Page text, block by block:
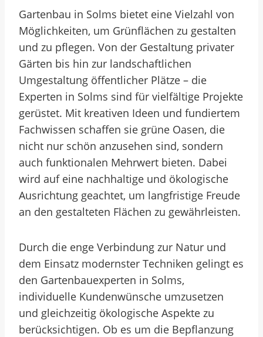
Gartenbau in Solms bietet eine Vielzahl von
Möglichkeiten, um Grünflächen zu gestalten
und zu pflegen. Von der Gestaltung privater
Gärten bis hin zur landschaftlichen
Umgestaltung öffentlicher Plätze – die
Experten in Solms sind für vielfältige Projekte
gerüstet. Mit kreativen Ideen und fundiertem
Fachwissen schaffen sie grüne Oasen, die
nicht nur schön anzusehen sind, sondern
auch funktionalen Mehrwert bieten. Dabei
wird auf eine nachhaltige und ökologische
Ausrichtung geachtet, um langfristige Freude
an den gestalteten Flächen zu gewährleisten.
Durch die enge Verbindung zur Natur und
dem Einsatz modernster Techniken gelingt es
den Gartenbauexperten in Solms,
individuelle Kundenwünsche umzusetzen
und gleichzeitig ökologische Aspekte zu
berücksichtigen. Ob es um die Bepflanzung